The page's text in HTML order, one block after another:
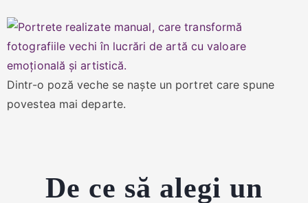
Dintr-o poză veche se naște un portret care spune
povestea mai departe.
De ce să alegi un